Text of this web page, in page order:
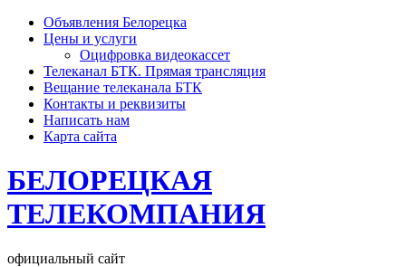
Объявления Белорецка
Цены и услуги
Оцифровка видеокассет
Телеканал БТК. Прямая трансляция
Вещание телеканала БТК
Контакты и реквизиты
Написать нам
Карта сайта
БЕЛОРЕЦКАЯ
ТЕЛЕКОМПАНИЯ
официальный сайт